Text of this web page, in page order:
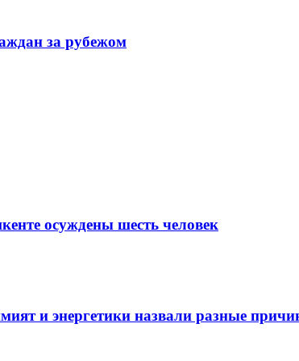
за рубежом
осуждены шесть человек
и энергетики назвали разные